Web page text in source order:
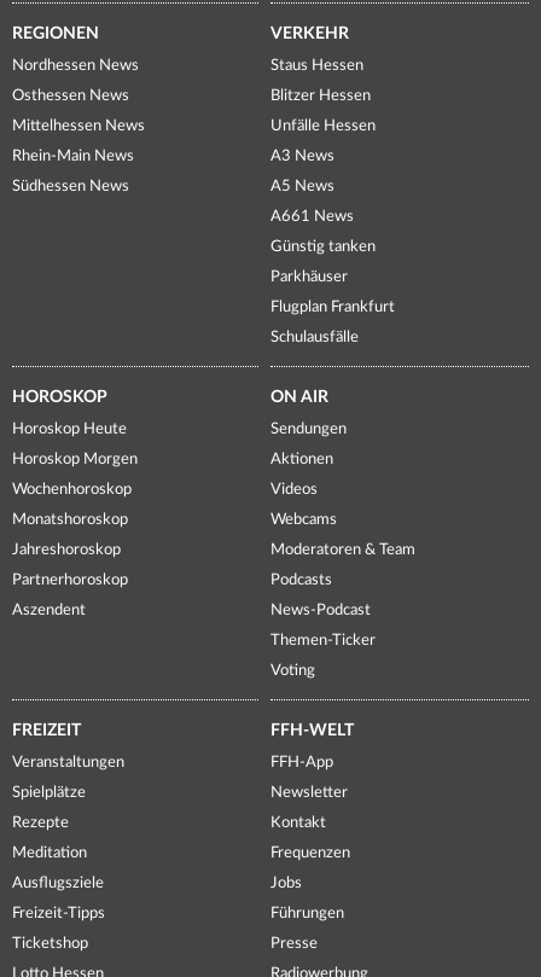
REGIONEN
Nordhessen News
Osthessen News
Mittelhessen News
Rhein-Main News
Südhessen News
VERKEHR
Staus Hessen
Blitzer Hessen
Unfälle Hessen
A3 News
A5 News
A661 News
Günstig tanken
Parkhäuser
Flugplan Frankfurt
Schulausfälle
HOROSKOP
Horoskop Heute
Horoskop Morgen
Wochenhoroskop
Monatshoroskop
Jahreshoroskop
Partnerhoroskop
Aszendent
ON AIR
Sendungen
Aktionen
Videos
Webcams
Moderatoren & Team
Podcasts
News-Podcast
Themen-Ticker
Voting
FREIZEIT
Veranstaltungen
Spielplätze
Rezepte
Meditation
Ausflugsziele
Freizeit-Tipps
Ticketshop
Lotto Hessen
FFH-WELT
FFH-App
Newsletter
Kontakt
Frequenzen
Jobs
Führungen
Presse
Radiowerbung